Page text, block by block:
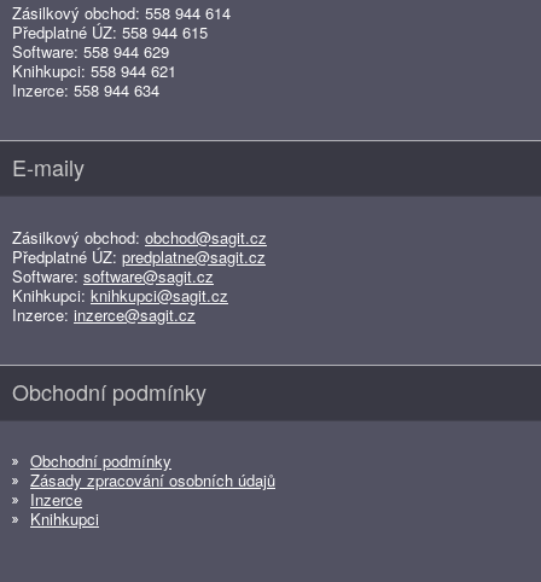
Zásilkový obchod: 558 944 614
Předplatné ÚZ: 558 944 615
Software: 558 944 629
Knihkupci: 558 944 621
Inzerce: 558 944 634
E-maily
Zásilkový obchod: obchod@sagit.cz
Předplatné ÚZ: predplatne@sagit.cz
Software: software@sagit.cz
Knihkupci: knihkupci@sagit.cz
Inzerce: inzerce@sagit.cz
Obchodní podmínky
Obchodní podmínky
Zásady zpracování osobních údajů
Inzerce
Knihkupci